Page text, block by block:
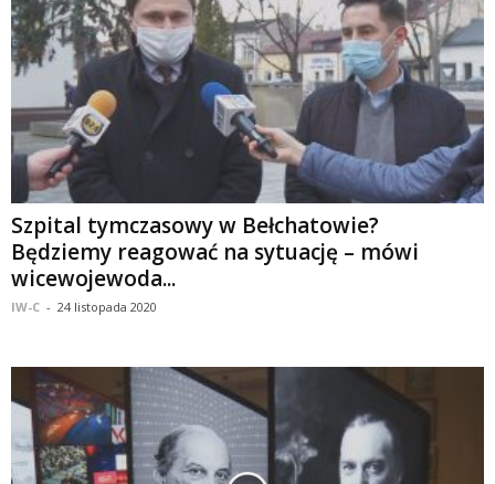
Szpital tymczasowy w Bełchatowie?
Będziemy reagować na sytuację – mówi
wicewojewoda...
IW-C - 24 listopada 2020